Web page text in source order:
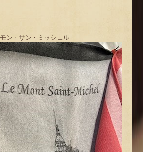
モン・サン・ミッシェル